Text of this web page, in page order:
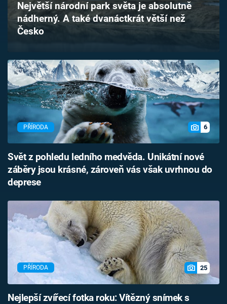
Sledujte prima+
Sledujte nás
Největší národní park světa je absolutně
nádherný. A také dvanáctkrát větší než
Česko
PŘÍRODA 6
Svět z pohledu ledního medvěda. Unikátní nové
záběry jsou krásné, zároveň vás však uvrhnou do
deprese
PŘÍRODA 25
Nejlepší zvířecí fotka roku: Vítězný snímek s